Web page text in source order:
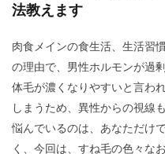
法教えます
肉食メインの食生活、生活習
の理由で、男性ホルモンが過
体毛が濃くなりやすいと言わ
しまうため、異性からの視線
悩んでいるのは、あなただけ
く、今回は、すね毛の色々な